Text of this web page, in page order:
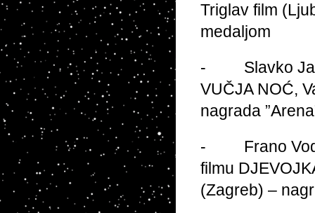
Triglav film
medaljom
- Slavko
VUČJA NOĆ,
nagrada
- Frano
filmu
(Zagreb) –